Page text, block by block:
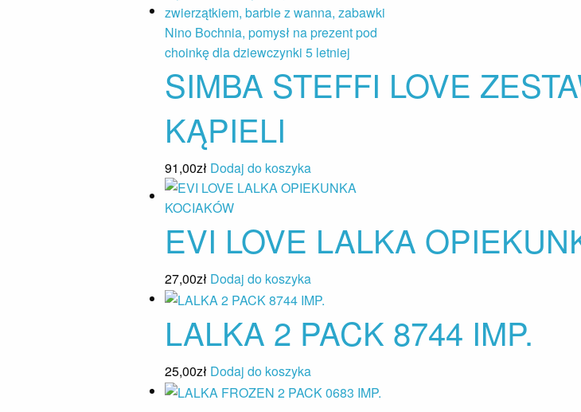
SIMBA STEFFI LOVE
KĄPIELI
91,00zł Dodaj do koszyka
EVI LOVE LALKA
27,00zł Dodaj do koszyka
LALKA 2 PACK 8744 IMP.
25,00zł Dodaj do koszyka